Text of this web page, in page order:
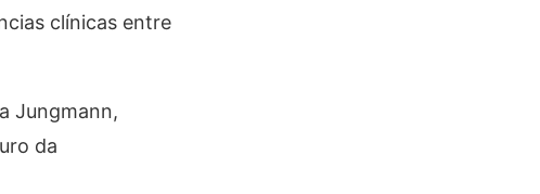
clínicas entre
Jungmann,
da